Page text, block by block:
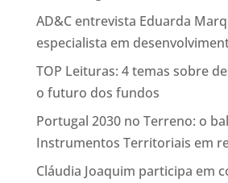
AD&C entrevista Eduarda
especialista em
TOP Leituras: 4 temas sobre
o futuro dos fundos
Portugal 2030 no Terreno: o
Instrumentos Territoriais em
Cláudia Joaquim participa em